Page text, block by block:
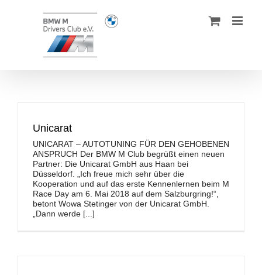
Unicarat
UNICARAT – AUTOTUNING FÜR DEN GEHOBENEN
ANSPRUCH Der BMW M Club begrüßt einen neuen
Partner: Die Unicarat GmbH aus Haan bei
Düsseldorf. „Ich freue mich sehr über die
Kooperation und auf das erste Kennenlernen beim M
Race Day am 6. Mai 2018 auf dem Salzburgring!“,
betont Wowa Stetinger von der Unicarat GmbH.
„Dann werde [...]